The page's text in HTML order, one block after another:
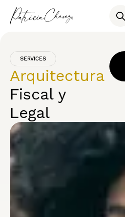
SERVICES
Arquitectura
Fiscal y
Legal